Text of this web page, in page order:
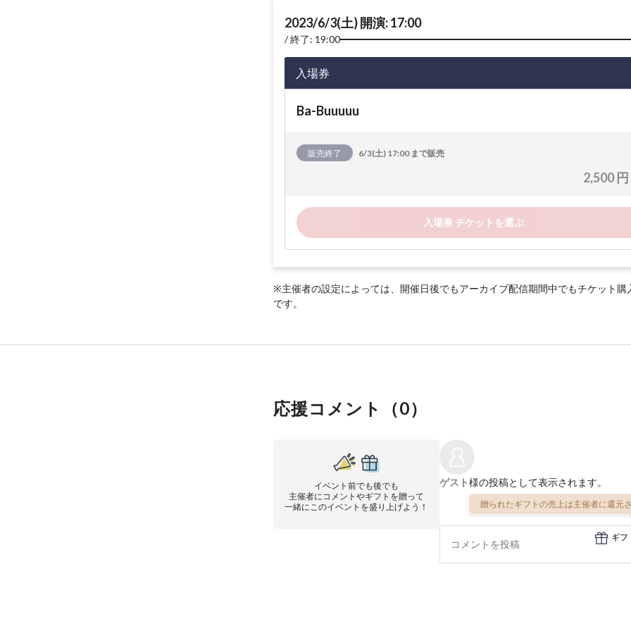
2023/6/3(土) 開演: 17:00
終了: 19:00
入場券
Ba-Buuuuu
販売終了 6/3(土) 17:00 まで販売
2,500 円
入場券 チケットを選ぶ
※主催者の設定によっては、開催日後でもアーカイブ配信期間中でもチケット購
です。
応援コメント（0）
イベント前でも後でも
主催者にコメントやギフトを贈って
一緒にこのイベントを盛り上げよう！
ゲスト様の投稿として表示されます。
贈られたギフトの売上は主催者に還元
ギフ